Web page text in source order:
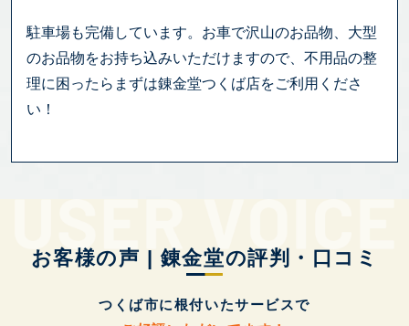
駐車場も完備しています。お車で沢山のお品物、大型
のお品物をお持ち込みいただけますので、不用品の整
理に困ったらまずは錬金堂つくば店をご利用くださ
い！
お客様の声 | 錬金堂の評判・口コミ
つくば市に根付いたサービスで